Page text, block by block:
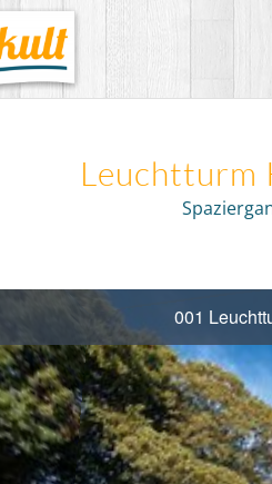
Leuchtturm